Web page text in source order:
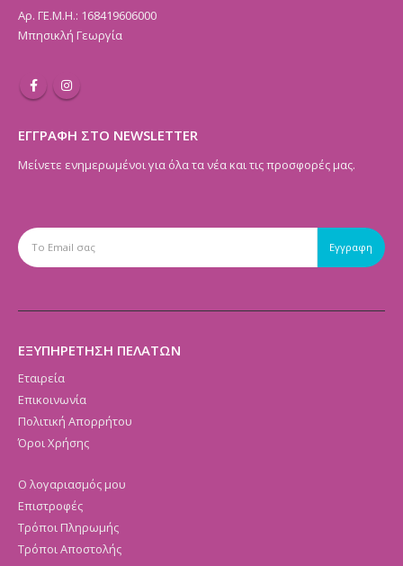
Αρ. ΓΕ.Μ.Η.: 168419606000
Μπησικλή Γεωργία
ΕΓΓΡΑΦΗ ΣΤΟ NEWSLETTER
Μείνετε ενημερωμένοι για όλα τα νέα και τις προσφορές μας.
ΕΞΥΠΗΡΕΤΗΣΗ ΠΕΛΑΤΩΝ
Εταιρεία
Επικοινωνία
Πολιτική Απορρήτου
Όροι Χρήσης
Ο λογαριασμός μου
Επιστροφές
Τρόποι Πληρωμής
Τρόποι Αποστολής